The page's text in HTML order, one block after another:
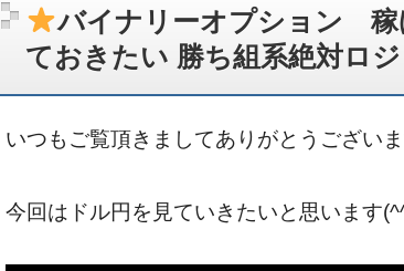
バイナリーオプション 稼
ておきたい 勝ち組系絶対ロ
いつもご覧頂きましてありがとうございま
今回はドル円を見ていきたいと思います